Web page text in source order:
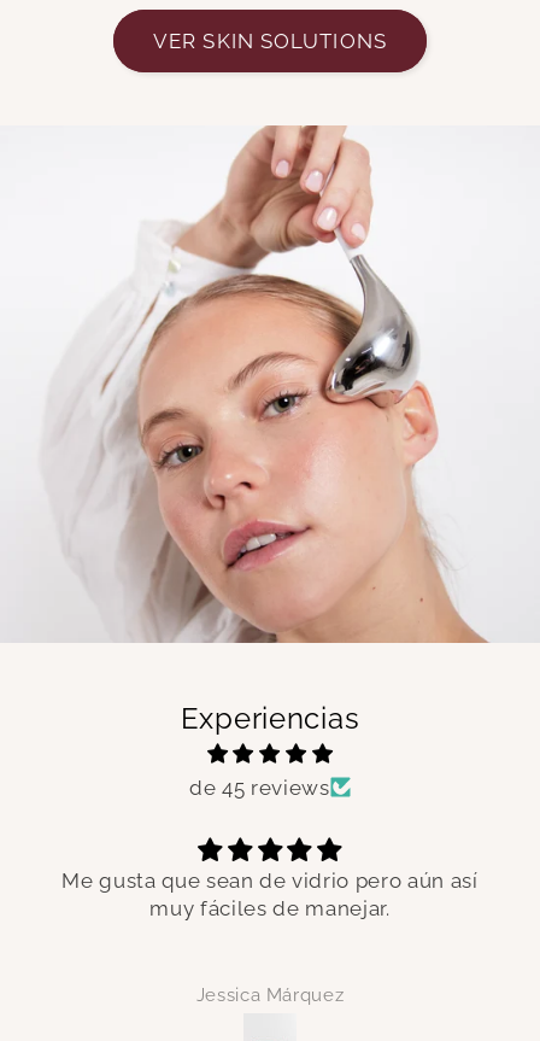
VER SKIN SOLUTIONS
Experiencias
de 45 reviews
Me gusta que sean de vidrio pero aún así
muy fáciles de manejar.
Jessica Márquez